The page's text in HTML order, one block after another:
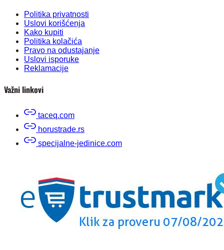
Politika privatnosti
Uslovi korišćenja
Kako kupiti
Politika kolačića
Pravo na odustajanje
Uslovi isporuke
Reklamacije
Važni linkovi
taceq.com
horustrade.rs
specijalne-jedinice.com